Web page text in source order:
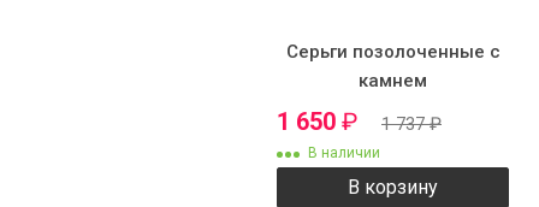
Серьги позолоченные с
камнем
1 650 ₽ 1 737₽
В наличии
В корзину